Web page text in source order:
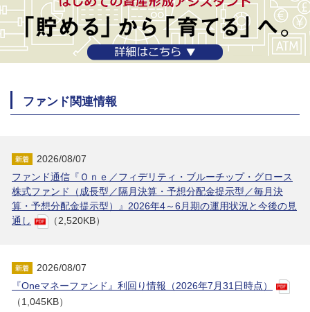
ファンド関連情報
2026/08/07
ファンド通信『Ｏｎｅ／フィデリティ・ブルーチップ・グロース
株式ファンド（成長型／隔月決算・予想分配金提示型／毎月決
算・予想分配金提示型）』2026年4～6月期の運用状況と今後の見
通し
（2,520KB）
2026/08/07
『Oneマネーファンド』利回り情報（2026年7月31日時点）
（1,045KB）